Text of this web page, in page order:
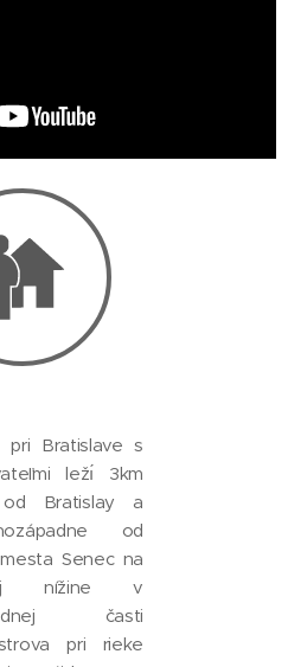
pri Bratislave s
ležı́ 3km
Bratislay a
od
Senec na
nížine v
časti
pri rieke